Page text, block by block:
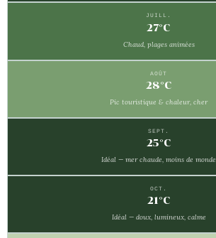
JUILL.
27°C
Chaud, plages animées
AOÛT
28°C
Pic touristique & chaleur, cher
SEPT.
25°C
Idéal — mer chaude, moins de monde
OCT.
21°C
Idéal — doux, lumineux, calme